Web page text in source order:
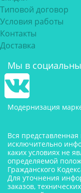
Типовой договор
Условия работы
Контакты
Доставка
Мы в
Модернизация
Вся
исключительно
каких условиях не
определяемой
Гражданского
Для уточнения
заказов,